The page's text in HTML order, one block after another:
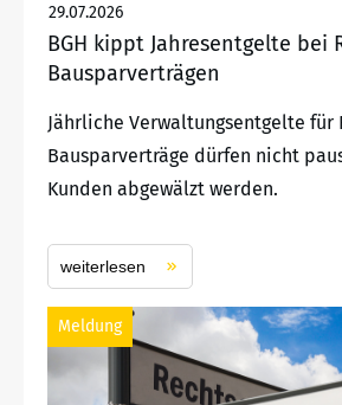
29.07.2026
BGH kippt Jahresentgelte bei
Bausparverträgen
Jährliche Verwaltungsentgelte für
Bausparverträge dürfen nicht
Kunden abgewälzt werden.
weiterlesen
Meldung